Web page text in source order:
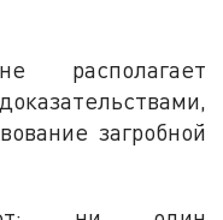
располагает
загробной